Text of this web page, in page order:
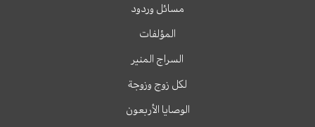
مسائل وردود
المؤلفات
السراج المنير
لكل زوج وزوجة
الوصايا الأربعون